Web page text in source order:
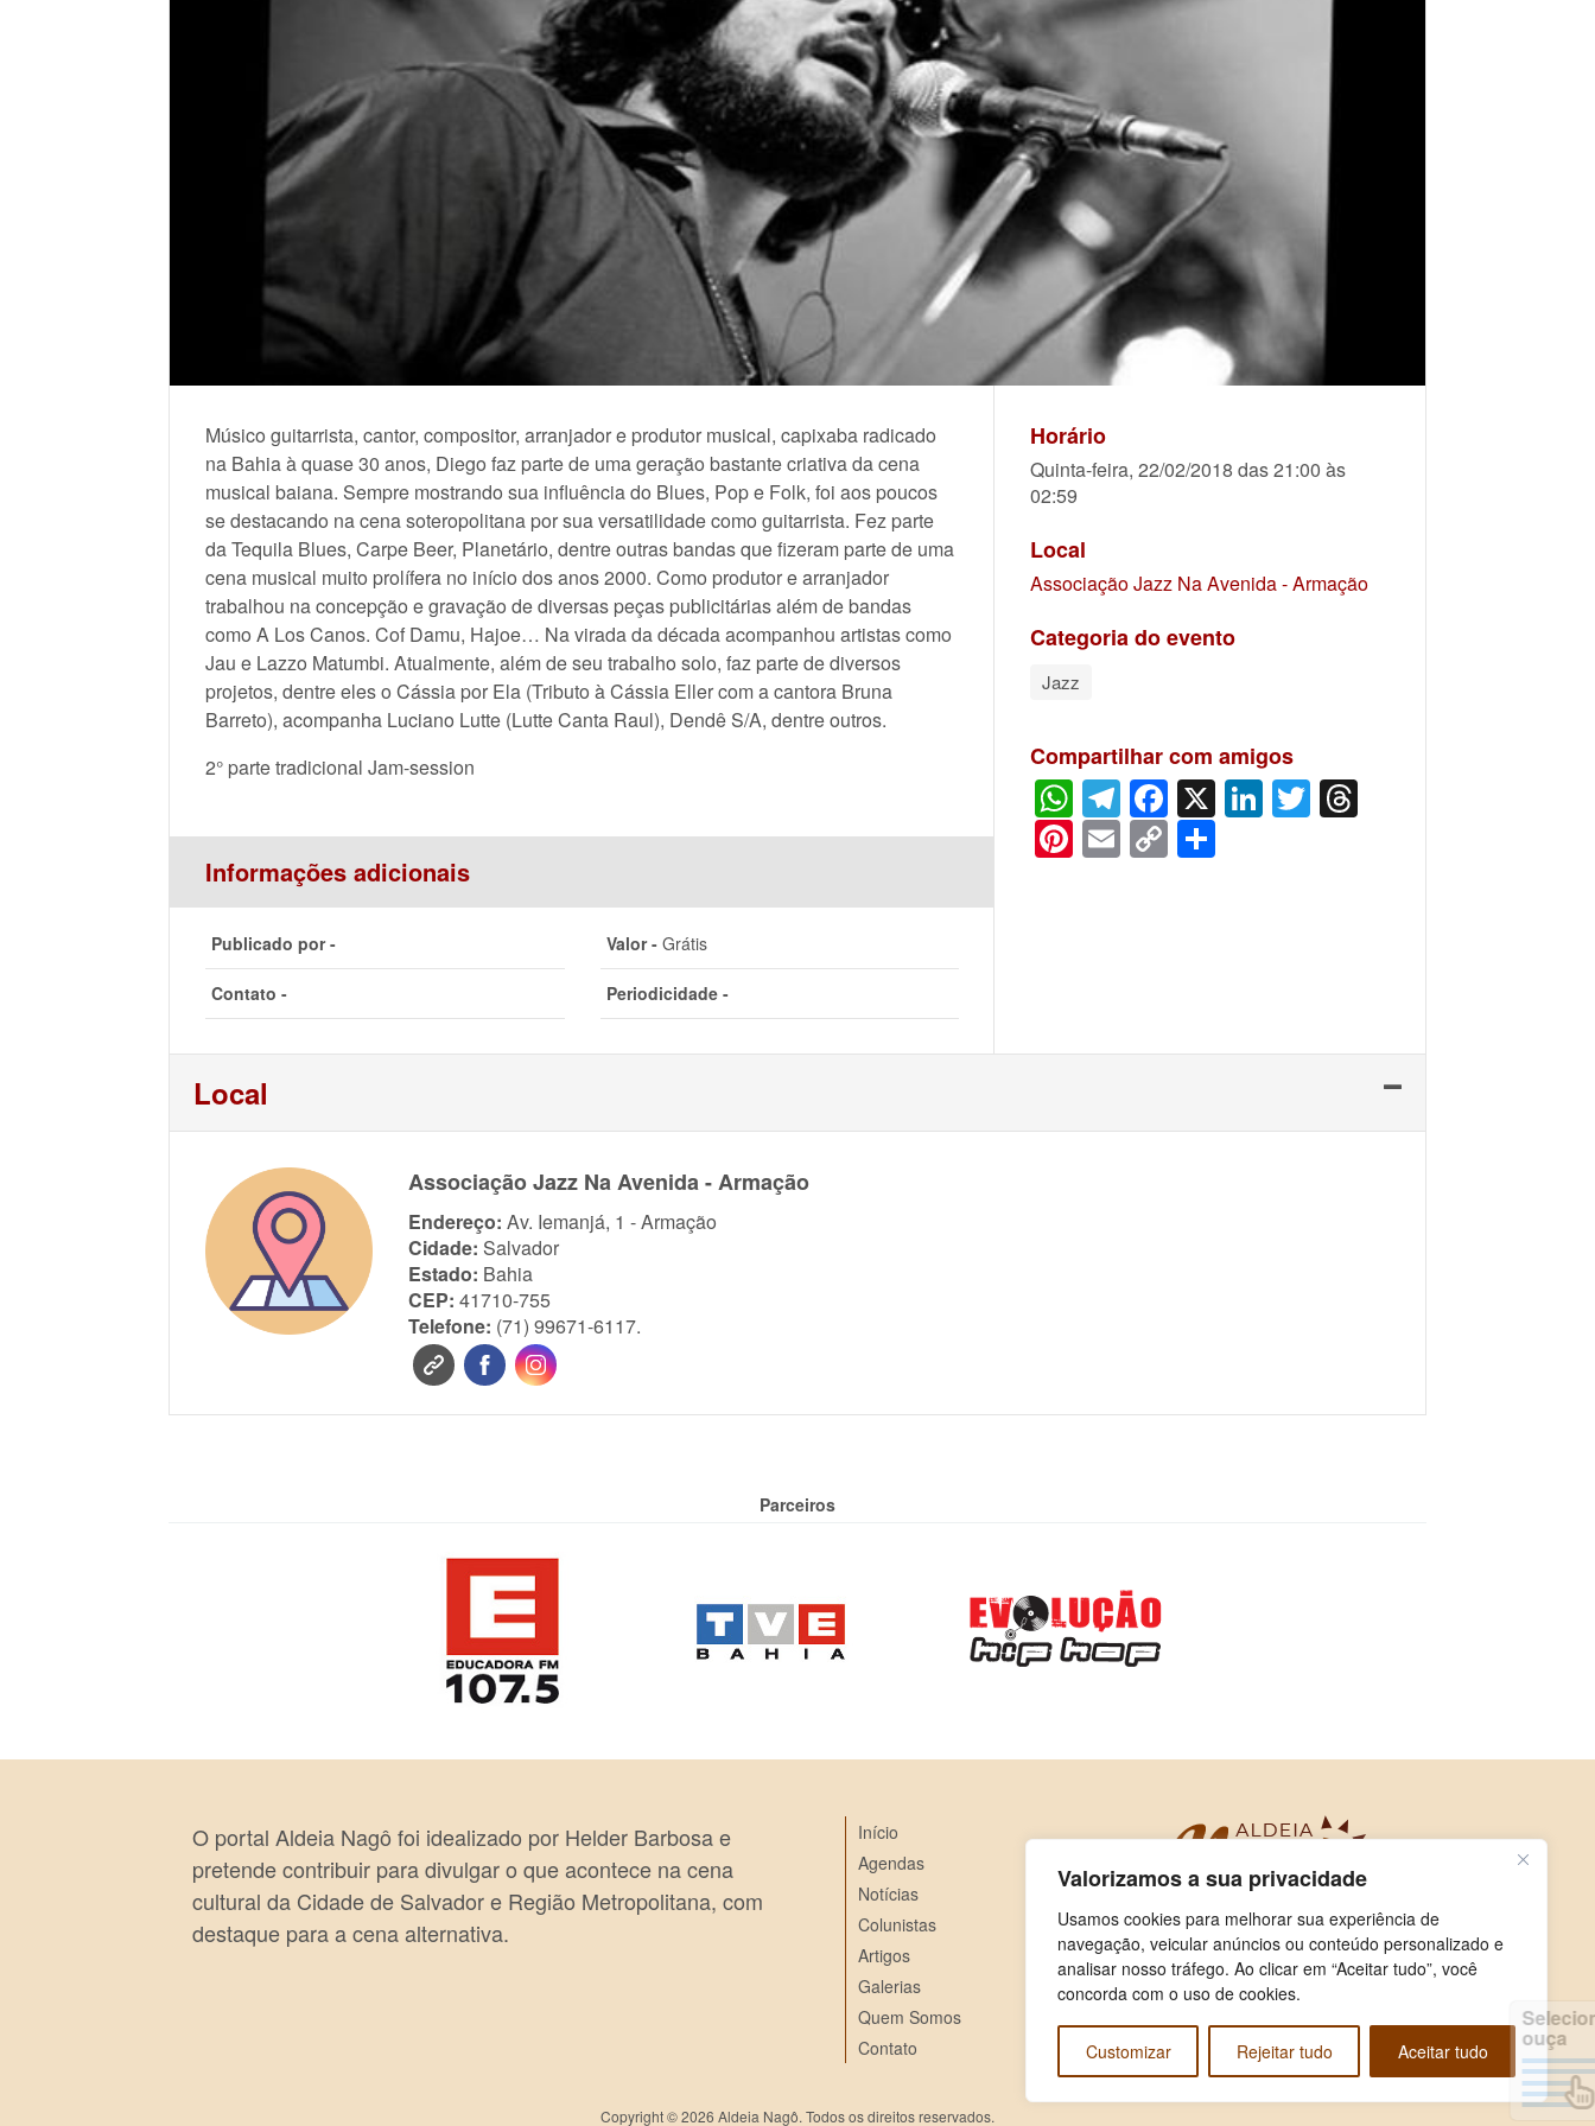
Valorizamos a sua privacidade
Usamos cookies para melhorar sua experiência de
navegação, veicular anúncios ou conteúdo personalizado e
analisar nosso tráfego. Ao clicar em “Aceitar tudo”, você
concorda com o uso de cookies.
Customizar Rejeitar tudo Aceitar tudo
Músico guitarrista, cantor, compositor, arranjador e produtor musical, capixaba radicado
na Bahia à quase 30 anos, Diego faz parte de uma geração bastante criativa da cena
musical baiana. Sempre mostrando sua influência do Blues, Pop e Folk, foi aos poucos
se destacando na cena soteropolitana por sua versatilidade como guitarrista. Fez parte
da Tequila Blues, Carpe Beer, Planetário, dentre outras bandas que fizeram parte de uma
cena musical muito prolífera no início dos anos 2000. Como produtor e arranjador
trabalhou na concepção e gravação de diversas peças publicitárias além de bandas
como A Los Canos. Cof Damu, Hajoe… Na virada da década acompanhou artistas como
Jau e Lazzo Matumbi. Atualmente, além de seu trabalho solo, faz parte de diversos
projetos, dentre eles o Cássia por Ela (Tributo à Cássia Eller com a cantora Bruna
Barreto), acompanha Luciano Lutte (Lutte Canta Raul), Dendê S/A, dentre outros.
2° parte tradicional Jam-session
Informações adicionais
Publicado por - Valor -Grátis
Contato - Periodicidade -
Horário
Quinta-feira, 22/02/2018 das 21:00 às
02:59
Local
Associação Jazz Na Avenida - Armação
Categoria do evento
Jazz
Compartilhar com amigos
WhatsApp
Telegram
Facebook
X LinkedIn
Twitter
Pinterest
Email
Copy
Link
Local
Associação Jazz Na Avenida - Armação
Endereço: Av. Iemanjá, 1 - Armação
Cidade: Salvador
Estado: Bahia
CEP: 41710-755
Telefone: (71) 99671-6117.
Parceiros
O portal Aldeia Nagô foi idealizado por Helder Barbosa e
pretende contribuir para divulgar o que acontece na cena
cultural da Cidade de Salvador e Região Metropolitana, com
destaque para a cena alternativa.
Início
Agendas
Notícias
Colunistas
Artigos
Galerias
Quem Somos
Contato
Copyright © 2026 Aldeia Nagô. Todos os direitos reservados.
Selecione e